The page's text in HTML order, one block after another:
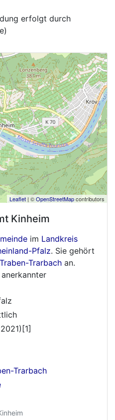
erfolgt durch
Leaflet | ©OpenStreetMapcontributors
Kinheim
im Landkreis
Pfalz. Sie gehört
Trarbach an.
Trarbach